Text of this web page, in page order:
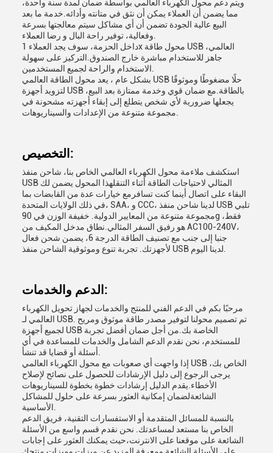
ويتم دعم محول الكهرباء العالمي بواسطة ضمان لمدة سنة واحدة،
مما يضمن أن العملاء يمكن أن نثق في متانته وأدائه.خدمة ما بعد
البيع عالية الجودة تضمن أن أي مشاكل سيتم معالجتها بسرعة
داخل الحزمة، سوف يجد العملاء 1x محول طاقة USB العالمي،
جاهز للاستخدام مباشرة خارج الصندوق.التركيز على سهولة
بشكل عام ، يعد محول الطاقة العالمي USB حلًا مضغوطًا وموثوقًا
لتزويد أجهزة USB بالطاقة.مع ضمان قوي وخدمة ممتازة بعد البيع،
يجعلها ضرورية لأي شخص يتطلع إلى إبقاء أجهزته مشحونة في
التخصيص:
استكشف ملاءمة محول الكهرباء العالمي الخاص بنا، شاحن منفذ
USB المثالي لاحتياجات الطاقة أثناء التنقلهذا المحول يضمن لك
البقاء على اتصال أينما كنت تسافرمع خيارات عدة من القابضات بما
في ذلك الولايات المتحدة، SAA، و CCC، لدينا شاحن منفذ USB تلبي
مجموعة متنوعة من المعايير الدولية. خفيفة الوزن في 90g فقط،
هو رفيق السفر المثالي.نطاق مدخل المكيف من AC100-240V،
جنبا إلى جنب مع تصنيف الطاقة الدرجة 6، يضمن شحن فعال
الدعم والخدمات:
مرحبًا بكم في الدعم الفني للمنتج والخدمات لجهاز تحويل الكهرباء
العالمي لـ USB. تم تصميم محولنا لتوفير مصدر طاقة موثوق ومريح
لجميع أجهزة USB الخاصة بك.من أجل ضمان أفضل تجربة
للمستخدم، نحن نقدم الدعم الشامل والخدمات للمساعدة في أي
إذا واجهت أي صعوبات مع محول الكهرباء العالمي USB الخاص بك،
يرجى الرجوع إلى دليل الإرشادات للحصول على نصائح لإصلاح
الأخطاء.يقدم الدليل إرشادات خطوة بخطوة للسيناريوهات
الشائعةلضمان إمكانية العثور بسرعة على حلول للمشاكل
بالنسبة للمسائل المتقدمة أو الاستفسارات التقنية، فريق الدعم
الخاص بنا مستعد لمساعدتك. نحن نقدم قسم واسع من الأسئلة
الشائعة على موقعنا على الانترنت،حيث يمكنك العثور على إجابات